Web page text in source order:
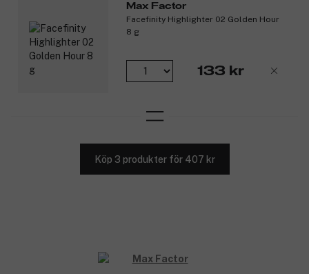
Max Factor
Facefinity Highlighter 02 Golden Hour
8 g
133 kr
Köp 3 produkter för 407 kr